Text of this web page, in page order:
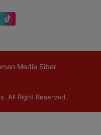
Media Siber
. All Right Reserved.